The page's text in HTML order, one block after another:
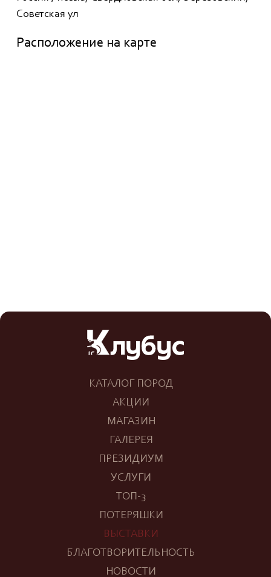
Советская ул
Расположение на карте
КАТАЛОГ ПОРОД
АКЦИИ
МАГАЗИН
ГАЛЕРЕЯ
ПРЕЗИДИУМ
УСЛУГИ
ТОП-3
ПОТЕРЯШКИ
ВЫСТАВКИ
БЛАГОТВОРИТЕЛЬНОСТЬ
НОВОСТИ